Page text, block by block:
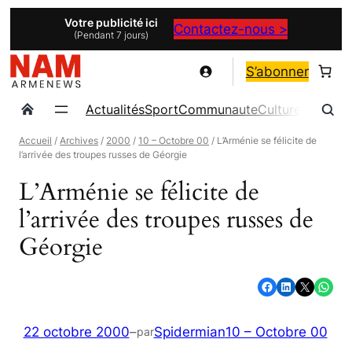
contenu
Votre publicité ici
(Pendant 7 jours) Contactez-nous >
S’abonner
ActualitésSportCommunauteCulture
Accueil /Archives / 2000 /10 – Octobre 00 / L’Arménie se félicite de
l’arrivée des troupes russes de Géorgie
L’Arménie se félicite de
l’arrivée des troupes russes de
Géorgie
Partager sur Facebook Partager sur LinkedIn Partager sur X Partager sur WhatsApp
22 octobre 2000–parSpidermian10 – Octobre 00